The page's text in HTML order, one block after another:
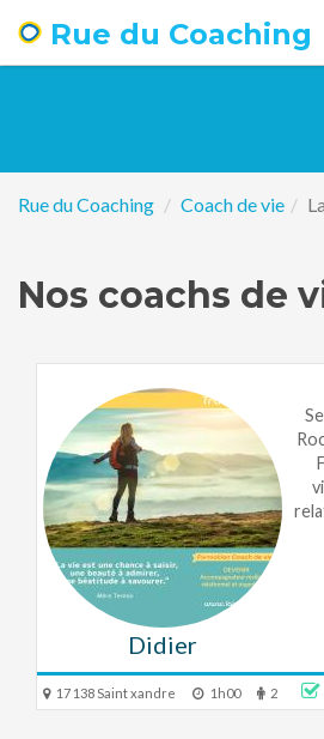
Rue du Coaching
Rue du Coaching Coach de vie
Nos coachs de
Didier
17 138 Saint xandre 1h00 2